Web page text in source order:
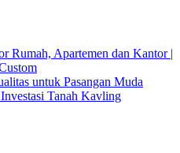
Rumah, Apartemen dan Kantor |
untuk Pasangan Muda
Tanah Kavling